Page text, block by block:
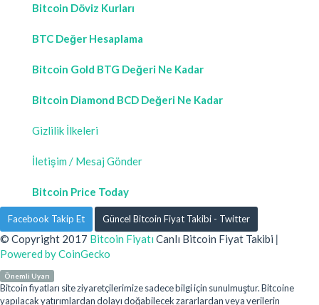
Bitcoin Döviz Kurları
BTC Değer Hesaplama
Bitcoin Gold BTG Değeri Ne Kadar
Bitcoin Diamond BCD Değeri Ne Kadar
Gizlilik İlkeleri
İletişim / Mesaj Gönder
Bitcoin Price Today
Facebook Takip Et Güncel Bitcoin Fiyat Takibi - Twitter
© Copyright 2017 Bitcoin Fiyatı Canlı Bitcoin Fiyat Takibi |
Powered by CoinGecko
Önemli Uyarı
Bitcoin fiyatları site ziyaretçilerimize sadece bilgi için sunulmuştur. Bitcoine
yapılacak yatırımlardan dolayı doğabilecek zararlardan veya verilerin